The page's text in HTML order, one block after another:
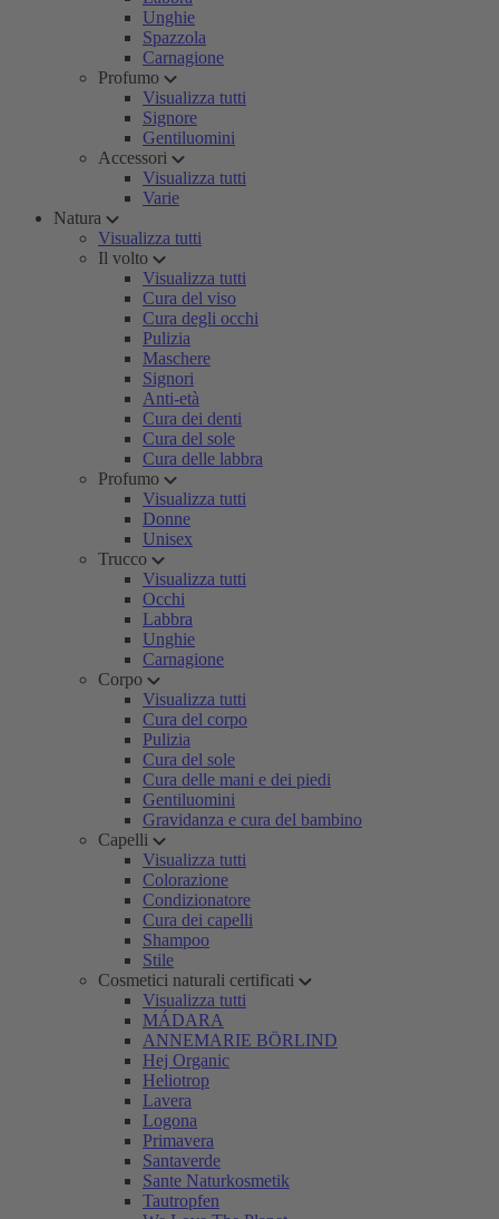
Unghie
Spazzola
Carnagione
Profumo
Visualizza tutti
Signore
Gentiluomini
Accessori
Visualizza tutti
Varie
Natura
Visualizza tutti
Il volto
Visualizza tutti
Cura del viso
Cura degli occhi
Pulizia
Maschere
Signori
Anti-età
Cura dei denti
Cura del sole
Cura delle labbra
Profumo
Visualizza tutti
Donne
Unisex
Trucco
Visualizza tutti
Occhi
Labbra
Unghie
Carnagione
Corpo
Visualizza tutti
Cura del corpo
Pulizia
Cura del sole
Cura delle mani e dei piedi
Gentiluomini
Gravidanza e cura del bambino
Capelli
Visualizza tutti
Colorazione
Condizionatore
Cura dei capelli
Shampoo
Stile
Cosmetici naturali certificati
Visualizza tutti
MÁDARA
ANNEMARIE BÖRLIND
Hej Organic
Heliotrop
Lavera
Logona
Primavera
Santaverde
Sante Naturkosmetik
Tautropfen